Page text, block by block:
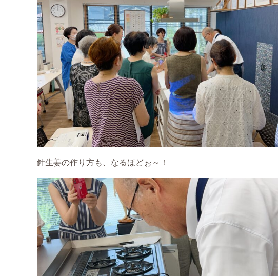
針生姜の作り方も、なるほどぉ～！